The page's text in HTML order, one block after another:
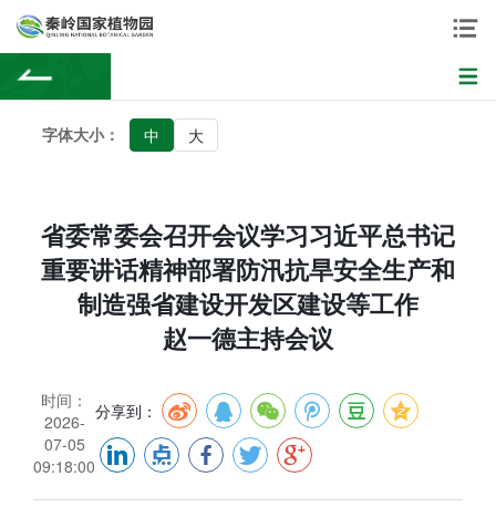
字体大小： 中 大
省委常委会召开会议学习习近平总书记
重要讲话精神部署防汛抗旱安全生产和
制造强省建设开发区建设等工作
赵一德主持会议
时间：
2026-
07-05
09:18:00
分享到：